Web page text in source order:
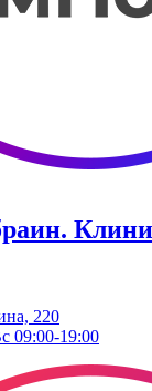
220
09:00-19:00